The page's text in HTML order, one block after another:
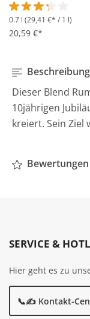
Durchschnittliche
0.7 l (29,41 €* / 1 l)
20,59 €*
Beschreibung
Dieser Blend
10jährigen
kreiert. Sein Ziel
Bewertungen
SERVICE &
Hier geht es zu
📞✍️ Kontakt-